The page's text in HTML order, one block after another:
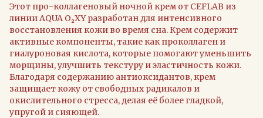
Этот про-коллагеновый ночной крем от CEFLAB из
линии AQUA O₂XY разработан для интенсивного
восстановления кожи во время сна. Крем содержит
активные компоненты, такие как проколлаген и
гиалуроновая кислота, которые помогают уменьшить
морщины, улучшить текстуру и эластичность кожи.
Благодаря содержанию антиоксидантов, крем
защищает кожу от свободных радикалов и
окислительного стресса, делая её более гладкой,
упругой и сияющей.